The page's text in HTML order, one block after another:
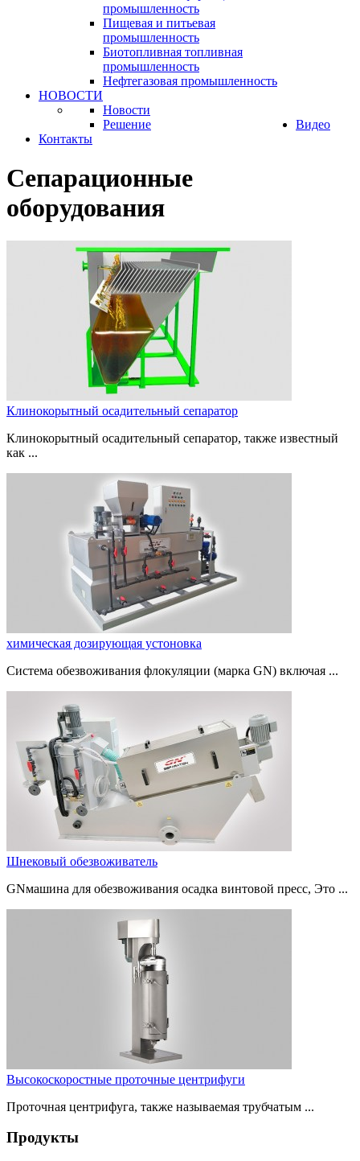
промышленность
Пищевая и питьевая
промышленность
Биотопливная топливная
промышленность
Нефтегазовая промышленность
НОВОСТИ
Новости
Решение
Видео
Контакты
Сепарационные
оборудования
Клинокорытный осадительный сепаратор
Клинокорытный осадительный сепаратор, также известный
как ...
химическая дозирующая устоновка
Система обезвоживания флокуляции (марка GN) включая ...
Шнековый обезвоживатель
GNмашина для обезвоживания осадка винтовой пресс, Это ...
Высокоскоростные проточные центрифуги
Проточная центрифуга, также называемая трубчатым ...
Продукты